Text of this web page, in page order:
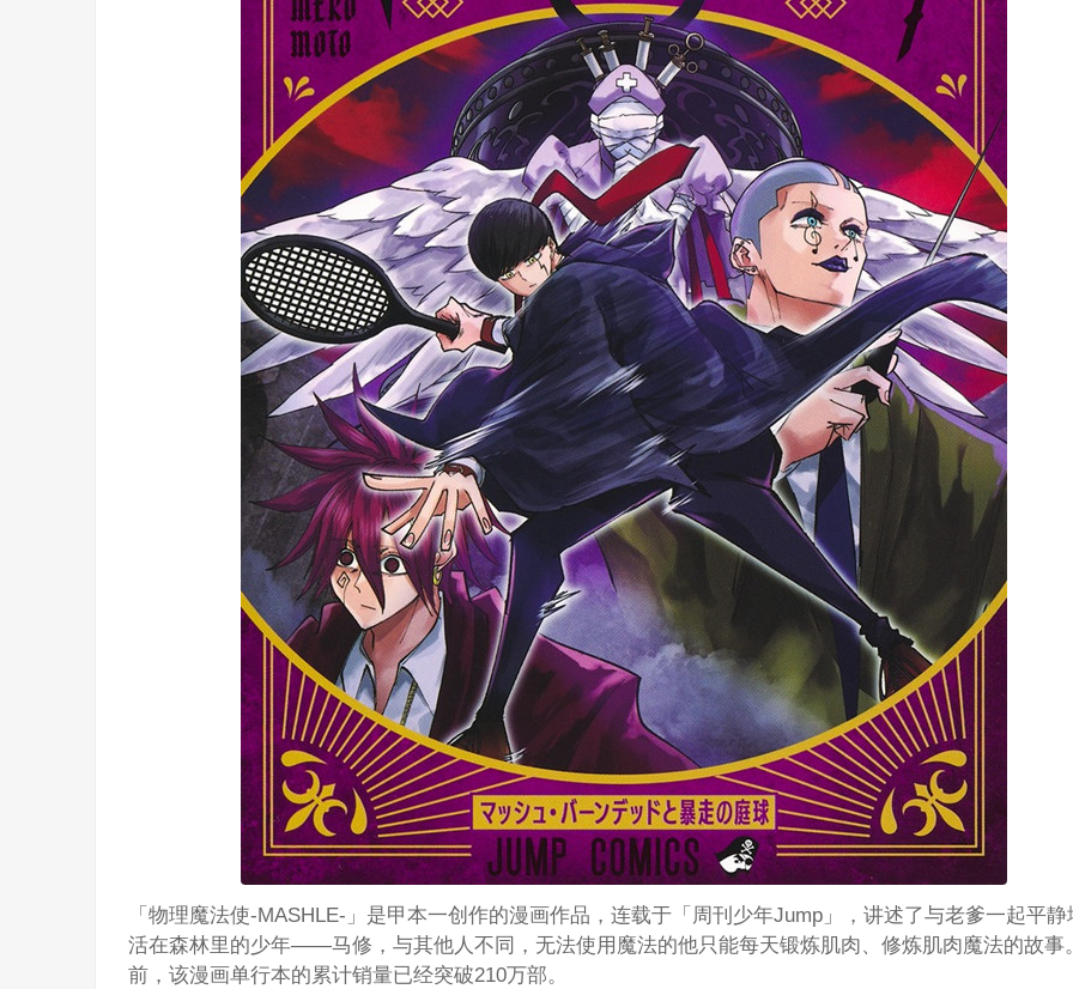
「物理魔法使-MASHLE-」是甲本一创作的漫画作品，连载于「周刊少年Jump」，讲述了与老爹一起平静
活在森林里的少年——马修，与其他人不同，无法使用魔法的他只能每天锻炼肌肉、修炼肌肉魔法的故事
前，该漫画单行本的累计销量已经突破210万部。